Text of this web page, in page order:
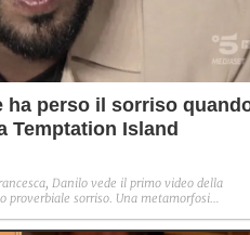
ha perso il sorriso
Temptation Island
Danilo vede il primo video della
proverbiale sorriso. Una metamorfosi